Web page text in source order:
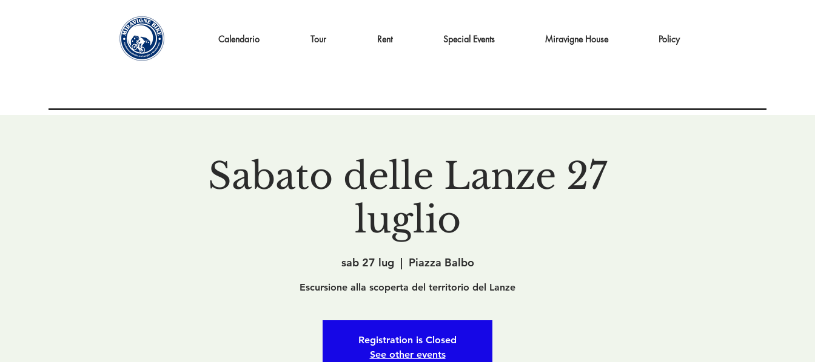
Calendario Tour Rent Special Events Miravigne House Policy
Sabato delle Lanze 27
luglio
sab 27 lug
  |
Piazza Balbo
Escursione alla scoperta del territorio del Lanze
Registration is Closed
See other events